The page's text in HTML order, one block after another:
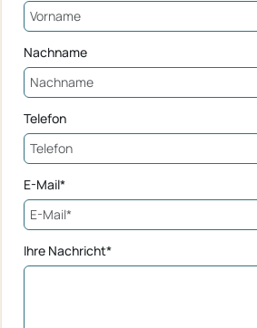
Nachname
Telefon
E-Mail*
Ihre Nachricht*